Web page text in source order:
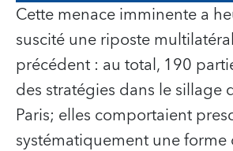
Cette menace imminente a
suscité une riposte
précédent : au total, 190
des stratégies dans le sillage
Paris; elles comportaient
systématiquement une